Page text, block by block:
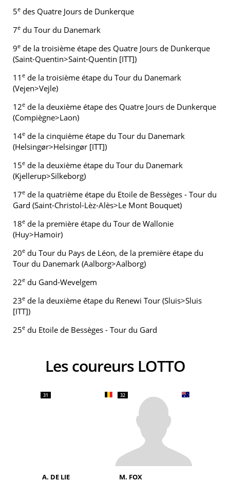
5e des Quatre Jours de Dunkerque
7e du Tour du Danemark
9e de la troisième étape des Quatre Jours de Dunkerque
(Saint-Quentin>Saint-Quentin [ITT])
11 e de la troisième étape du Tour du Danemark
(Vejen>Vejle)
12e de la deuxième étape des Quatre Jours de Dunkerque
(Compiègne>Laon)
14e de la cinquième étape du Tour du Danemark
(Helsingør>Helsingør [ITT])
15e de la deuxième étape du Tour du Danemark
(Kjellerup>Silkeborg)
17e de la quatrième étape du Etoile de Bessèges - Tour du
Gard (Saint-Christol-Lèz-Alès>Le Mont Bouquet)
18e de la première étape du Tour de Wallonie
(Huy>Hamoir)
20e du Tour du Pays de Léon, de la première étape du
Tour du Danemark (Aalborg>Aalborg)
22e du Gand-Wevelgem
23e de la deuxième étape du Renewi Tour (Sluis>Sluis
[ITT])
25e du Etoile de Bessèges - Tour du Gard
Les coureurs LOTTO
31
A. DE LIE
32
M. FOX